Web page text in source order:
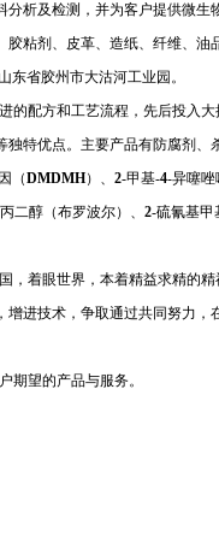
析及检测，并为客户提供微
粘剂、皮革、造纸、纤维、
东省胶州市大沽河工业园。
的配方和工艺流程，先后投入
特优点。主要产品有防腐剂、
（DMDMH）、 2-甲基-4-异噻唑
丙二醇 （布罗波尔）、 2-硫氰基甲
，着眼世界，本着精益求精的
增进技术，争取通过共同努力，
期望的产品与服务。